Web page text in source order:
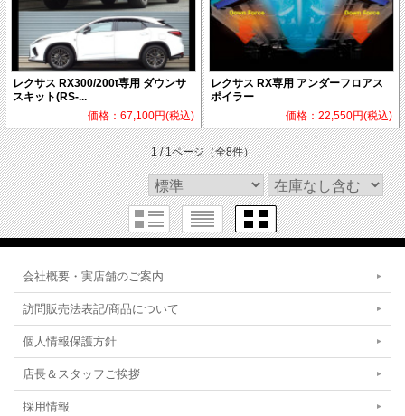
レクサス RX300/200t専用 ダウンサ
スキット(RS-...
価格：67,100円(税込)
レクサス RX専用 アンダーフロアス
ポイラー
価格：22,550円(税込)
1 / 1ページ（全8件）
会社概要・実店舗のご案内
訪問販売法表記/商品について
個人情報保護方針
店長＆スタッフご挨拶
採用情報